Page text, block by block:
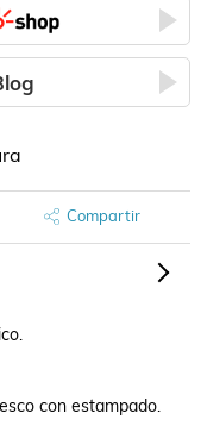
Compartir
con estampado.